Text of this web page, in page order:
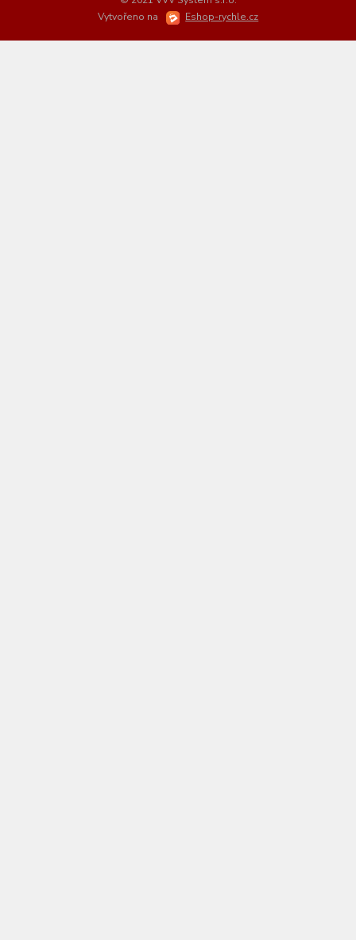
Vytvořeno na
Eshop-rychle.cz